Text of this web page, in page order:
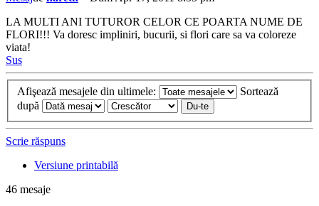
LA MULTI ANI TUTUROR CELOR CE POARTA NUME DE
FLORI!!! Va doresc impliniri, bucurii, si flori care sa va coloreze
viata!
Sus
Afişează mesajele din ultimele:
Sortează
după
Scrie răspuns
Versiune printabilă
46 mesaje